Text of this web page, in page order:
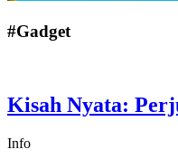
#Gadget
Kisah Nyata:
Info